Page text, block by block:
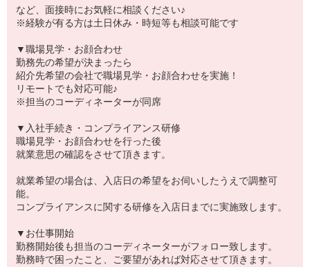
など、面接時にお気軽に相談ください♪
※経験が有る方は土日休み・時短等も相談可能です
▼職場見学・お顔合わせ
勤務先の希望が決まったら
紹介先希望の会社で職場見学・お顔合わせを実施！
リモートでも対応可能♪
※担当のコーディネーターが同席
▼入社手続き・コンプライアンス研修
職場見学・お顔合わせを行った後
就業意思の確認をさせて頂きます。
就業希望の場合は、入店日の希望をお伺いしたうえで調整可
能。
コンプライアンスに関する研修を入店日までに実施致します。
▼お仕事開始
勤務開始後も担当のコーディネーターがフォロー致します。
勤務時で困ったこと、ご要望があれば対応させて頂きます。